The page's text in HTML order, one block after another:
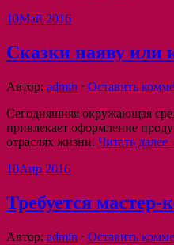
10Май 2016
Сказки наяву или
Автор: admin ⋅ Оставить
Сегодняшняя окружающая
привлекает оформление
отраслях жизни. Читать далее
10Апр 2016
Требуется мастер-
Автор: admin ⋅ Оставить